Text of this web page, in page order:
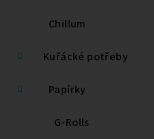
Chillum
Kuřácké potřeby
Papírky
G-Rolls